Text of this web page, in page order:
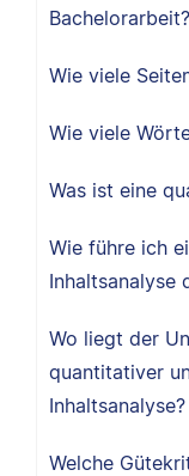
Bachelorarbeit?
Wie viele
Wie viele
Was ist eine
Wie führe ich
Inhaltsanalyse
Wo liegt der
quantitativer
Inhaltsanalyse?
Welche